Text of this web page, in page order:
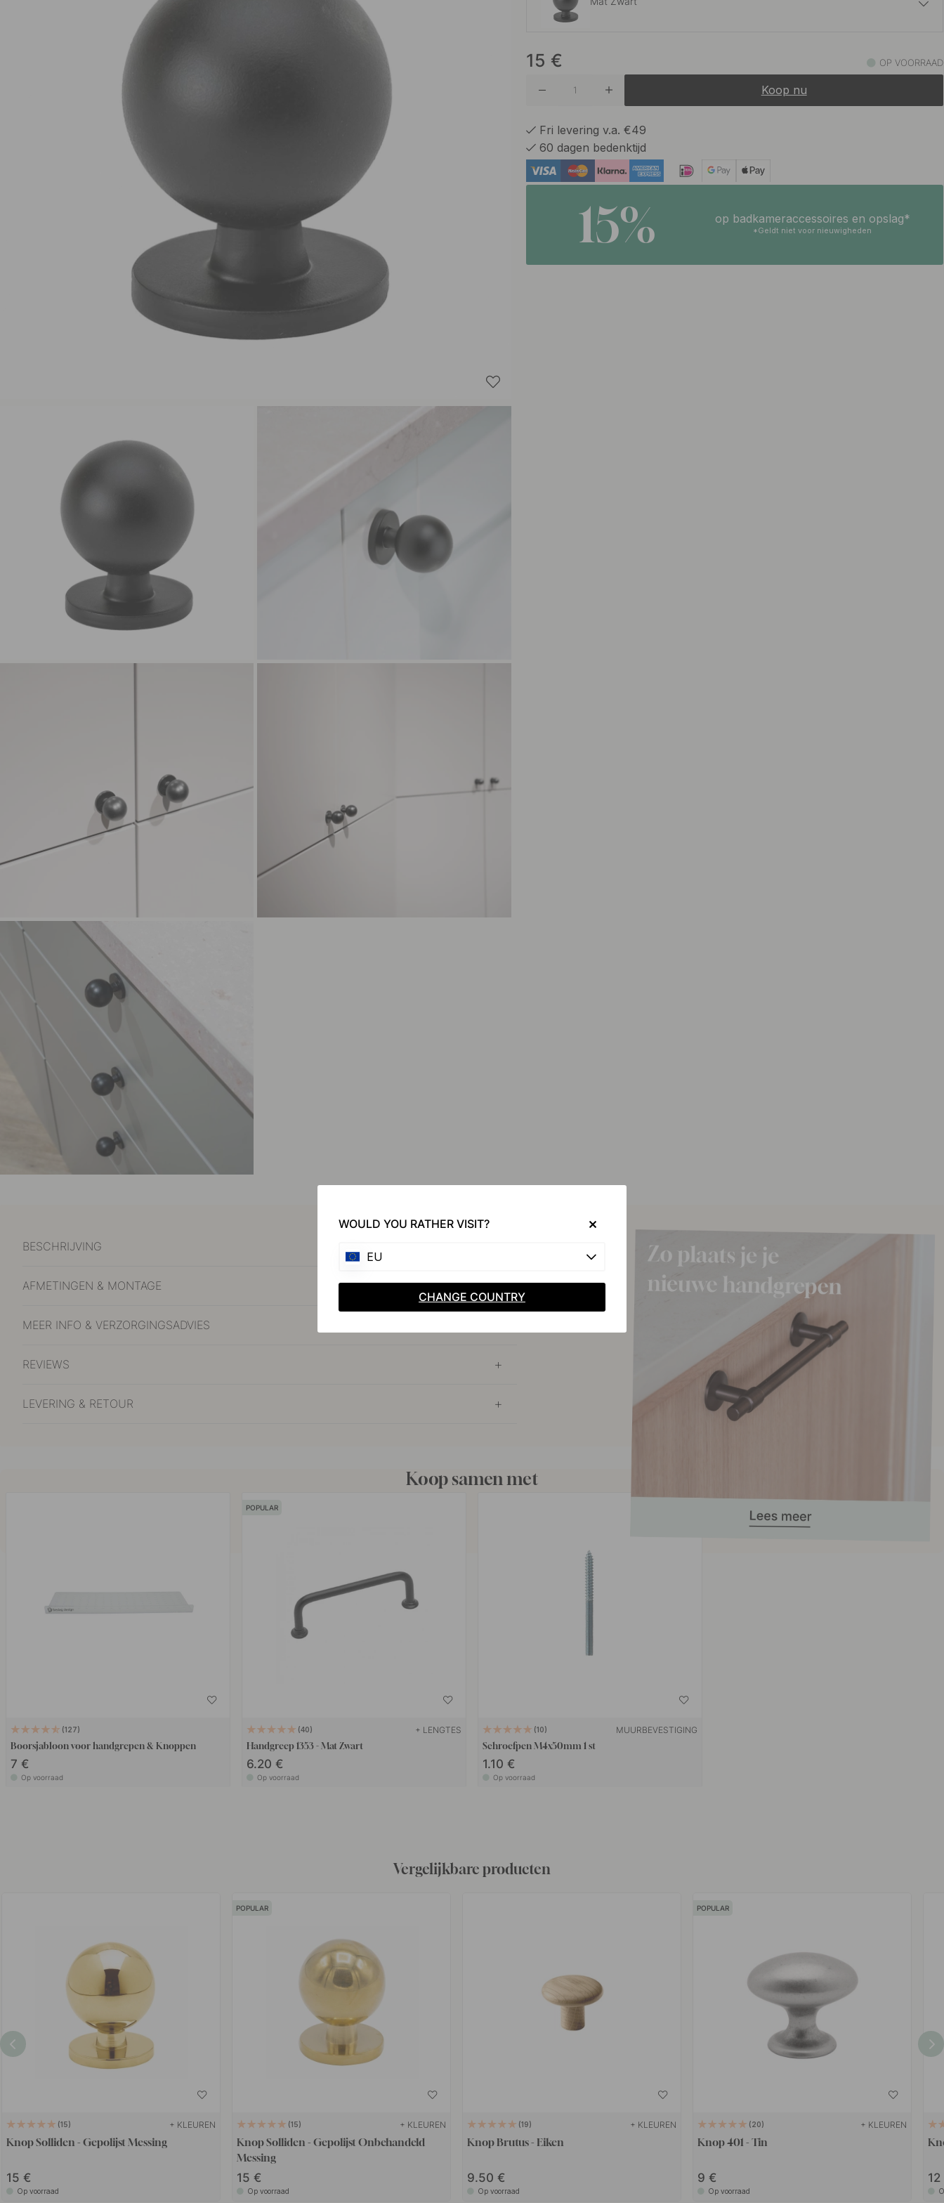
Op voorraad
Vernikkeld
15 € OP VOORRAAD
Koop nu
Fri levering v.a. €49
60 dagen bedenktijd
15% op badkameraccessoires en opslag*
*Geldt niet voor nieuwigheden
BESCHRIJVING
AFMETINGEN & MONTAGE
MEER INFO & VERZORGINGSADVIES
REVIEWS
LEVERING & RETOUR
Koop samen met
127
Boorsjabloon voor handgrepen & Knoppen
7 €
Op voorraad
POPULAR
40 + LENGTES
Handgreep 1353 - Mat Zwart
6.20 €
Op voorraad
10 MUURBEVESTIGING
Schroefpen M4x50mm 1 st
1.10 €
Op voorraad
Vergelijkbare producten
15 + KLEUREN
Knop Solliden - Gepolijst Messing
15
Op voorraad
POPULAR
15 + KLEUREN
Knop Solliden - Gepolijst Onbehandeld
Messing
15
Op voorraad
19 + KLEUREN
Knop Brutus - Eiken
9.50
Op voorraad
POPULAR
20 + KLEUREN
Knop 401 - Tin
9
Op voorraad
12
WOULD YOU RATHER VISIT?
EU
CHANGE COUNTRY